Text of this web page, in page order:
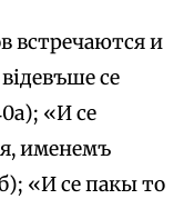
встречаются и
се
«И се
именемъ
«И се пакы то